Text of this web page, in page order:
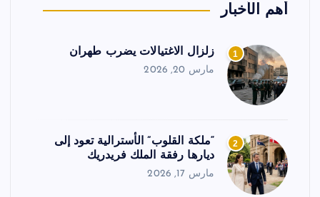
أهم الأخبار
1 زلزال الاغتيالات يضرب طهران
مارس 20, 2026
2
“ملكة القلوب” الأسترالية تعود إلى
ديارها رفقة الملك فريدريك
مارس 17, 2026